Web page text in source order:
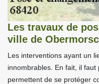
Les travaux de
ville de
Les interventions ayant un
innombrables. En fait, il
permettent de se protéger